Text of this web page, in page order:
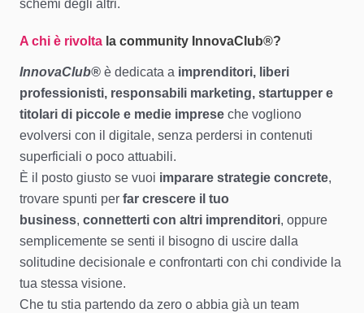
schemi degli altri.
A chi è rivolta la community InnovaClub®?
InnovaClub® è dedicata a imprenditori, liberi
professionisti, responsabili marketing, startupper e
titolari di piccole e medie imprese che vogliono
evolversi con il digitale, senza perdersi in contenuti
superficiali o poco attuabili.
È il posto giusto se vuoi imparare strategie concrete,
trovare spunti per far crescere il tuo
business, connetterti con altri imprenditori, oppure
semplicemente se senti il bisogno di uscire dalla
solitudine decisionale e confrontarti con chi condivide la
tua stessa visione.
Che tu stia partendo da zero o abbia già un team